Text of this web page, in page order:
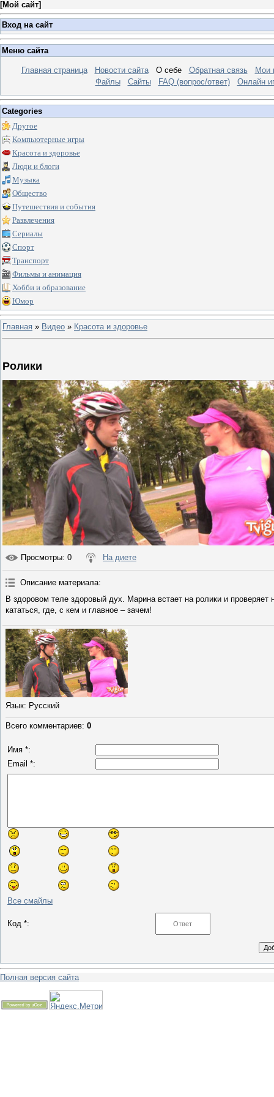
[Мой сайт]
Вход на сайт
Меню сайта
Главная страница Новости сайта О себе Обратная связь
Мои
Файлы
Сайты FAQ (вопрос/ответ) Онлайн
Categories
Другое
Компьютерные игры
Красота и здоровье
Люди и блоги
Музыка
Общество
Путешествия и события
Развлечения
Сериалы
Спорт
Транспорт
Фильмы и анимация
Хобби и образование
Юмор
Главная » Видео » Красота и здоровье
Ролики
Просмотры: 0 На диете
Описание материала:
В здоровом теле здоровый дух. Марина встает на ролики и
кататься, где, с кем и главное – зачем!
Язык: Русский
Всего комментариев: 0
Имя *:
Email *:
Все смайлы
Код *:
Полная версия сайта